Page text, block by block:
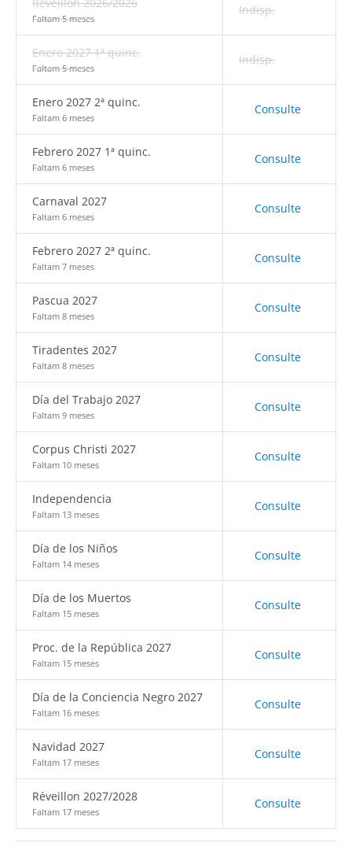
Faltam 5 meses
Indisp.
Enero 2027 1ª quinc.
Faltam 5 meses
Indisp.
Enero 2027 2ª quinc.
Faltam 6 meses
Consulte
Febrero 2027 1ª quinc.
Faltam 6 meses
Consulte
Carnaval 2027
Faltam 6 meses
Consulte
Febrero 2027 2ª quinc.
Faltam 7 meses
Consulte
Pascua 2027
Faltam 8 meses
Consulte
Tiradentes 2027
Faltam 8 meses
Consulte
Día del Trabajo 2027
Faltam 9 meses
Consulte
Corpus Christi 2027
Faltam 10 meses
Consulte
Independencia
Faltam 13 meses
Consulte
Día de los Niños
Faltam 14 meses
Consulte
Día de los Muertos
Faltam 15 meses
Consulte
Proc. de la República 2027
Faltam 15 meses
Consulte
Día de la Conciencia Negro 2027
Faltam 16 meses
Consulte
Navidad 2027
Faltam 17 meses
Consulte
Réveillon 2027/2028
Faltam 17 meses
Consulte